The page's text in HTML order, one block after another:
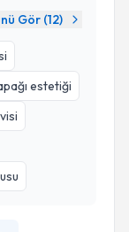
Gör (12)
estetiği